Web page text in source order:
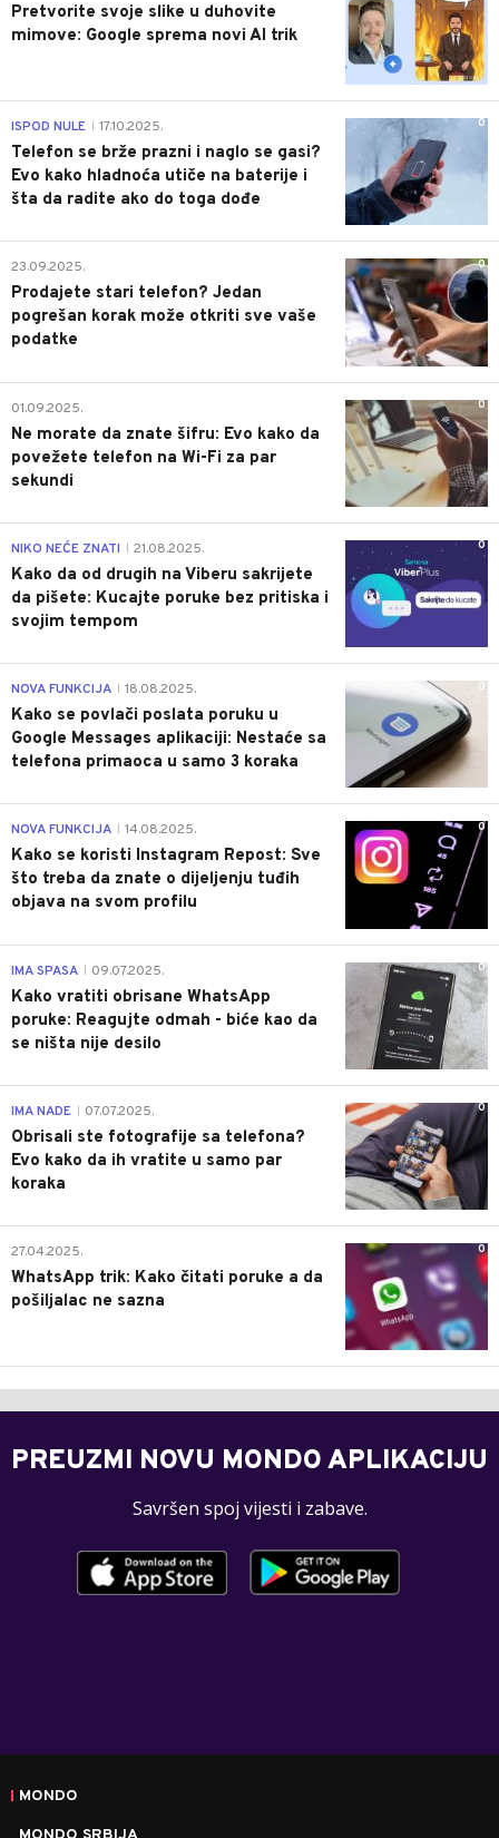
Pretvorite svoje slike u duhovite
mimove: Google sprema novi AI trik
0
ISPOD NULE 17.10.2025.
Telefon se brže prazni i naglo se gasi?
Evo kako hladnoća utiče na baterije i
šta da radite ako do toga dođe
0
23.09.2025.
Prodajete stari telefon? Jedan
pogrešan korak može otkriti sve vaše
podatke
0
01.09.2025.
Ne morate da znate šifru: Evo kako da
povežete telefon na Wi-Fi za par
sekundi
0
NIKO NEĆE ZNATI 21.08.2025.
Kako da od drugih na Viberu sakrijete
da pišete: Kucajte poruke bez pritiska i
svojim tempom
0
NOVA FUNKCIJA 18.08.2025.
Kako se povlači poslata poruku u
Google Messages aplikaciji: Nestaće sa
telefona primaoca u samo 3 koraka
0
NOVA FUNKCIJA 14.08.2025.
Kako se koristi Instagram Repost: Sve
što treba da znate o dijeljenju tuđih
objava na svom profilu
0
IMA SPASA 09.07.2025.
Kako vratiti obrisane WhatsApp
poruke: Reagujte odmah - biće kao da
se ništa nije desilo
0
IMA NADE 07.07.2025.
Obrisali ste fotografije sa telefona?
Evo kako da ih vratite u samo par
koraka
0
27.04.2025.
WhatsApp trik: Kako čitati poruke a da
pošiljalac ne sazna
PREUZMI NOVU MONDO APLIKACIJU
Savršen spoj vijesti i zabave.
MONDO